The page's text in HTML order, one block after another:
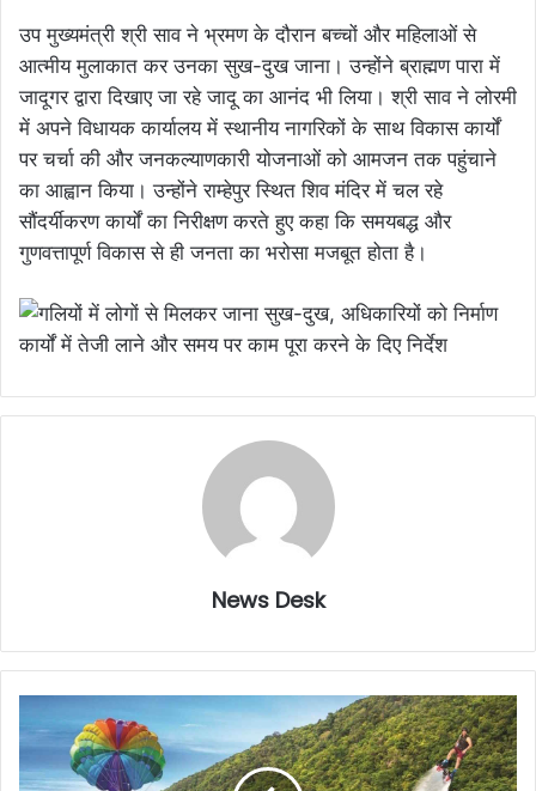
उप मुख्यमंत्री श्री साव ने भ्रमण के दौरान बच्चों और महिलाओं से
आत्मीय मुलाकात कर उनका सुख-दुख जाना। उन्होंने ब्राह्मण पारा में
जादूगर द्वारा दिखाए जा रहे जादू का आनंद भी लिया। श्री साव ने लोरमी
में अपने विधायक कार्यालय में स्थानीय नागरिकों के साथ विकास कार्यों
पर चर्चा की और जनकल्याणकारी योजनाओं को आमजन तक पहुंचाने
का आह्वान किया। उन्होंने राम्हेपुर स्थित शिव मंदिर में चल रहे
सौंदर्यीकरण कार्यों का निरीक्षण करते हुए कहा कि समयबद्ध और
गुणवत्तापूर्ण विकास से ही जनता का भरोसा मजबूत होता है।
News Desk